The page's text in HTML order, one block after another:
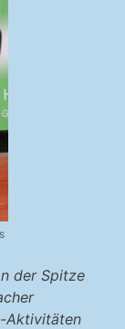
der Spitze
Aktivitäten